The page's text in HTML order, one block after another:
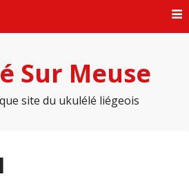
Sur Meuse
site du ukulélé liégeois